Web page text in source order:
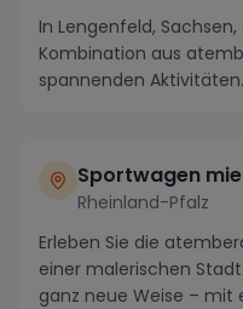
In Lengenfeld,
Kombination aus
spannenden
Sportwagen
Rheinland-Pfalz
Erleben Sie die
einer malerischen
ganz neue Weise – mit